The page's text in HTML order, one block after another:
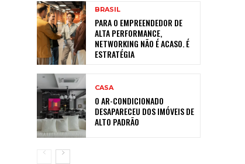
BRASIL
PARA O EMPREENDEDOR DE
ALTA PERFORMANCE,
NETWORKING NÃO É ACASO. É
ESTRATÉGIA
CASA
O AR-CONDICIONADO
DESAPARECEU DOS IMÓVEIS DE
ALTO PADRÃO